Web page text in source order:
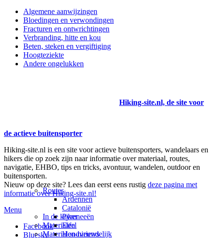
Algemene aanwijzingen
Bloedingen en verwondingen
Fracturen en ontwrichtingen
Verbranding, hitte en kou
Beten, steken en vergiftiging
Hoogteziekte
Andere ongelukken
Hiking-site.nl, de site voor
de actieve buitensporter
Hiking-site.nl is een site voor actieve buitensporters, wandelaars en
hikers die op zoek zijn naar informatie over materiaal, routes,
navigatie, EHBO, tips en tricks, avontuur, wandelen, outdoor en
buitensporten.
Nieuw op deze site? Lees dan eerst eens rustig deze pagina met
informatie over Hiking-site.nl!
Menu
Facebook
Bluesky
In de kijker
Materialen
Materialen-nieuws
Routes
Ardennen
Catalonië
Pyreneeën
Eifel
Hondvriendelijk